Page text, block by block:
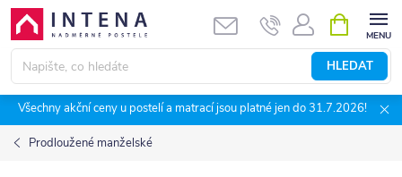
Přejít
obsah
HLEDAT
NÁKUPNÍ
KOŠÍK
Všechny akční ceny u postelí a matrací jsou platné jen do 31.7.2026!
Prodloužené manželské